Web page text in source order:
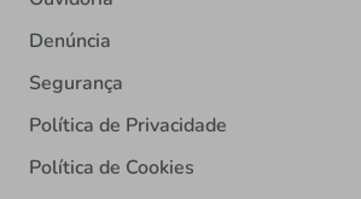
Denúncia
Segurança
Política de Privacidade
Política de Cookies